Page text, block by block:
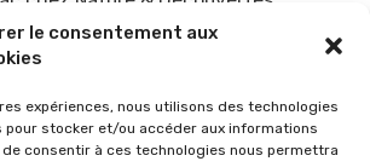
le consentement aux
expériences, nous utilisons des technologies
pour stocker et/ou accéder aux informations
consentir à ces technologies nous permettra
21 mars 2013